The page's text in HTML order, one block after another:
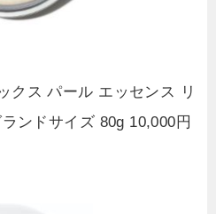
クス パール エッセンス リ
ンドサイズ 80g 10,000円